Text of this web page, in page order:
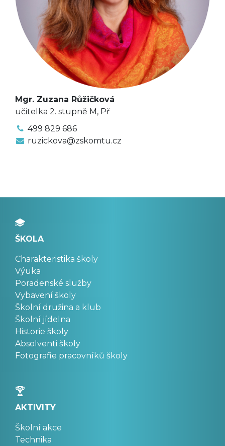
Mgr. Zuzana Růžičková
učitelka 2. stupně M, Př
499 829 686
ruzickova@zskomtu.cz
ŠKOLA
Charakteristika školy
Výuka
Poradenské služby
Vybavení školy
Školní družina a klub
Školní jídelna
Historie školy
Absolventi školy
Fotografie pracovníků školy
AKTIVITY
Školní akce
Technika